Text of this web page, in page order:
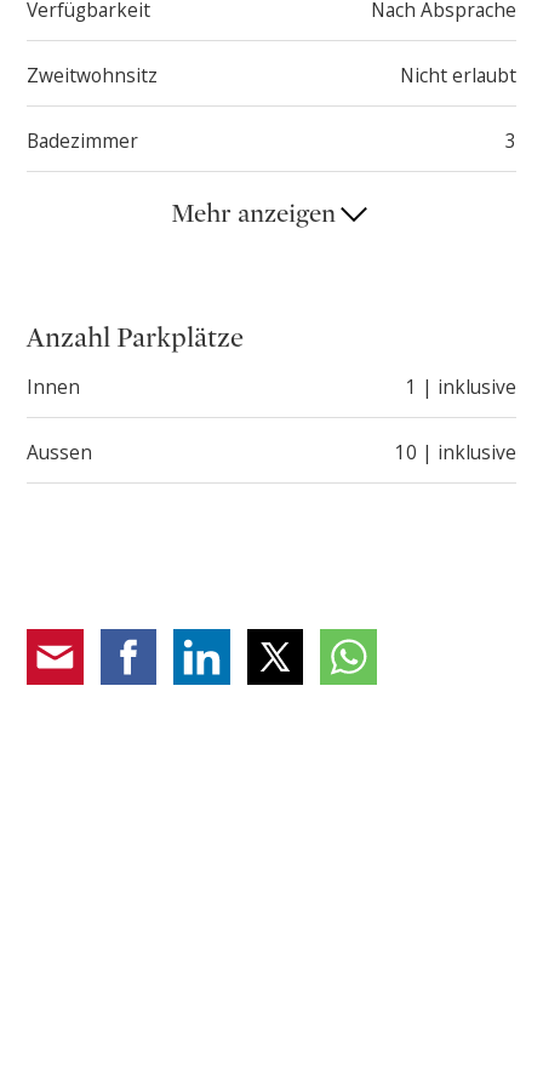
Liegenschaft sowohl für zwei unabhängige
Wohneinheiten als auch für die Umgestaltung zu
einem grosszügigen Einfamilienhaus.
Verfügbarkeit Nach Absprache
Zweitwohnsitz Nicht erlaubt
Badezimmer 3
Mehr anzeigen
Anzahl Parkplätze
Innen 1 | inklusive
Aussen 10 | inklusive